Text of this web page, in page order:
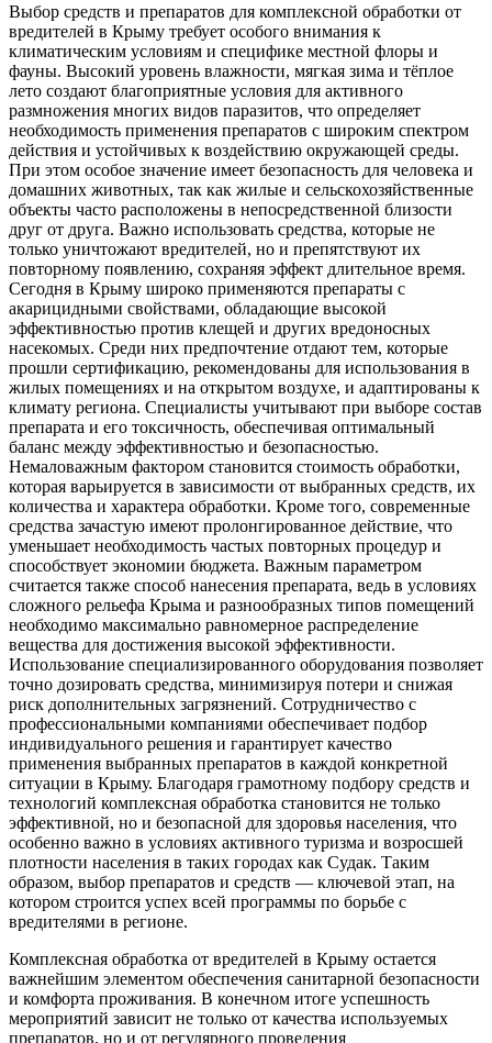
Выбор средств и препаратов для комплексной обработки от
вредителей в Крыму требует особого внимания к
климатическим условиям и специфике местной флоры и
фауны. Высокий уровень влажности, мягкая зима и тёплое
лето создают благоприятные условия для активного
размножения многих видов паразитов, что определяет
необходимость применения препаратов с широким спектром
действия и устойчивых к воздействию окружающей среды.
При этом особое значение имеет безопасность для человека и
домашних животных, так как жилые и сельскохозяйственные
объекты часто расположены в непосредственной близости
друг от друга. Важно использовать средства, которые не
только уничтожают вредителей, но и препятствуют их
повторному появлению, сохраняя эффект длительное время.
Сегодня в Крыму широко применяются препараты с
акарицидными свойствами, обладающие высокой
эффективностью против клещей и других вредоносных
насекомых. Среди них предпочтение отдают тем, которые
прошли сертификацию, рекомендованы для использования в
жилых помещениях и на открытом воздухе, и адаптированы к
климату региона. Специалисты учитывают при выборе состав
препарата и его токсичность, обеспечивая оптимальный
баланс между эффективностью и безопасностью.
Немаловажным фактором становится стоимость обработки,
которая варьируется в зависимости от выбранных средств, их
количества и характера обработки. Кроме того, современные
средства зачастую имеют пролонгированное действие, что
уменьшает необходимость частых повторных процедур и
способствует экономии бюджета. Важным параметром
считается также способ нанесения препарата, ведь в условиях
сложного рельефа Крыма и разнообразных типов помещений
необходимо максимально равномерное распределение
вещества для достижения высокой эффективности.
Использование специализированного оборудования позволяет
точно дозировать средства, минимизируя потери и снижая
риск дополнительных загрязнений. Сотрудничество с
профессиональными компаниями обеспечивает подбор
индивидуального решения и гарантирует качество
применения выбранных препаратов в каждой конкретной
ситуации в Крыму. Благодаря грамотному подбору средств и
технологий комплексная обработка становится не только
эффективной, но и безопасной для здоровья населения, что
особенно важно в условиях активного туризма и возросшей
плотности населения в таких городах как Судак. Таким
образом, выбор препаратов и средств — ключевой этап, на
котором строится успех всей программы по борьбе с
вредителями в регионе.
Комплексная обработка от вредителей в Крыму остается
важнейшим элементом обеспечения санитарной безопасности
и комфорта проживания. В конечном итоге успешность
мероприятий зависит не только от качества используемых
препаратов, но и от регулярного проведения